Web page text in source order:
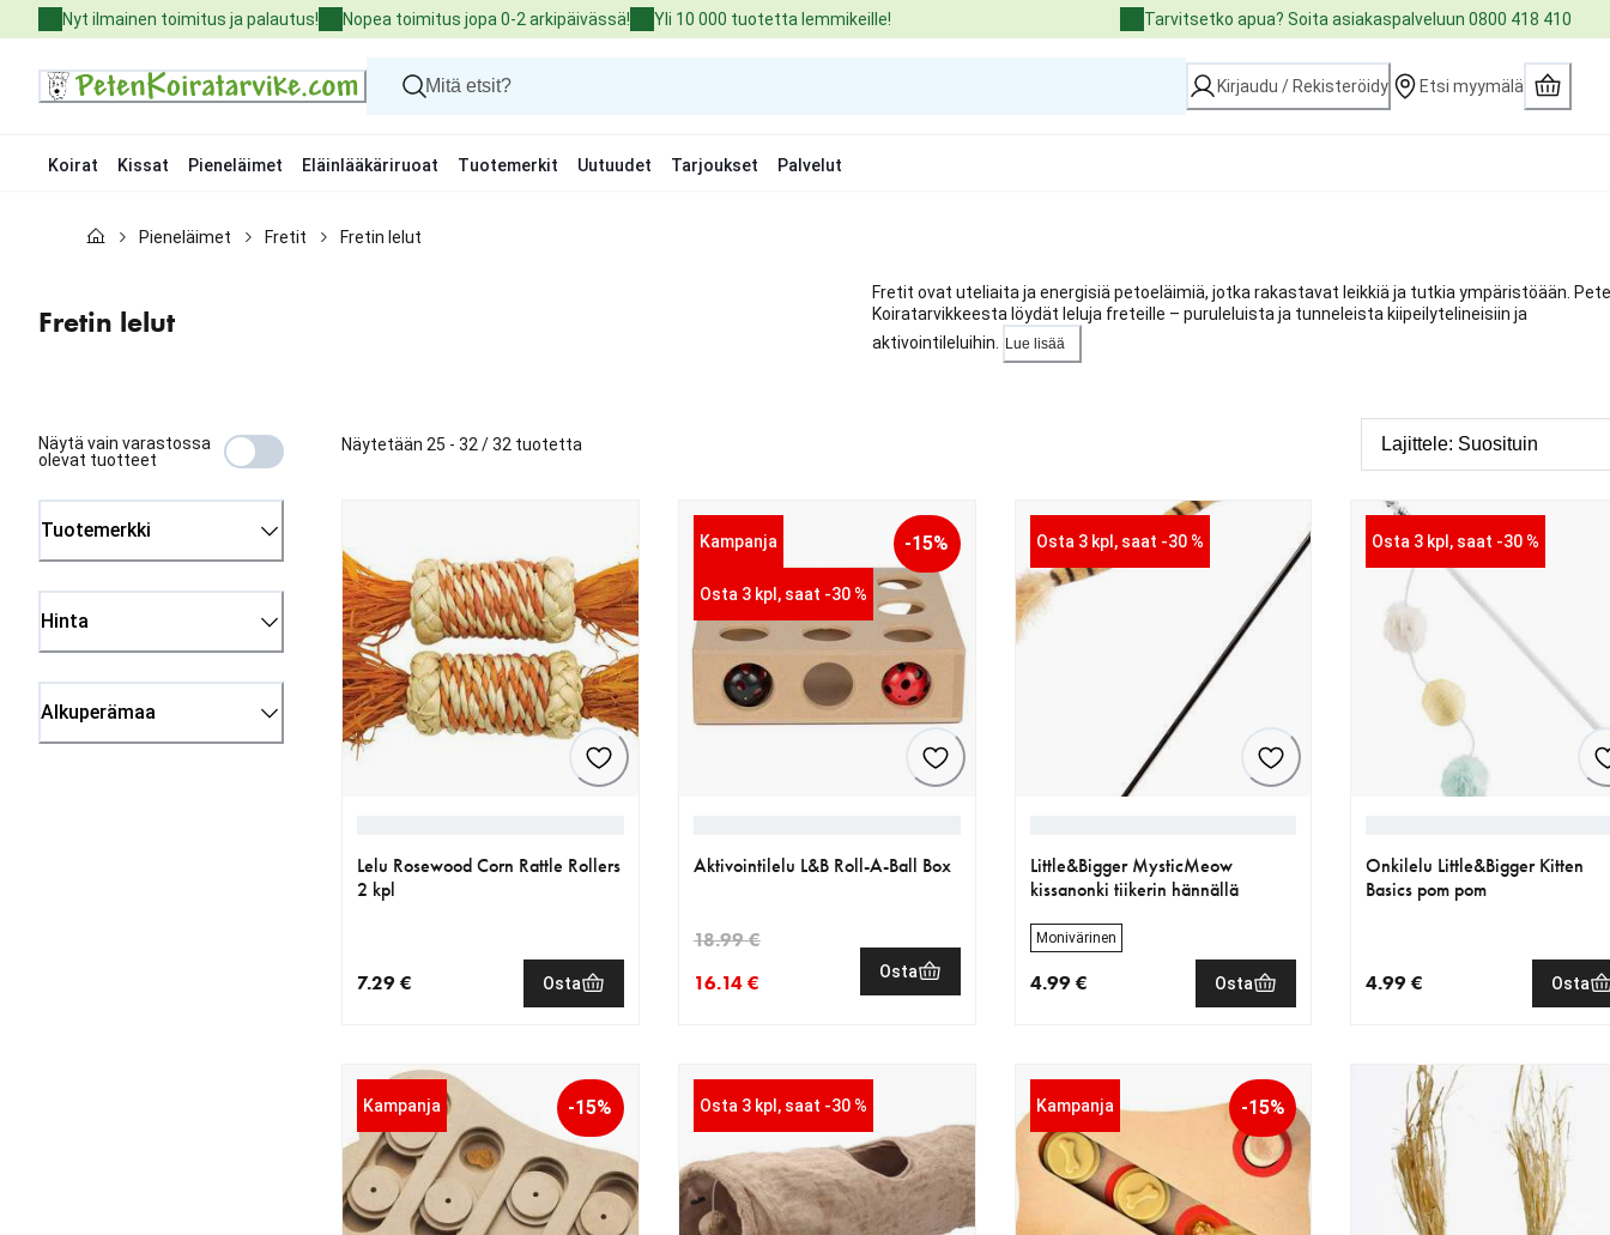
to
Nyt ilmainen toimitus ja palautus! Nopea toimitus jopa 0-2 arkipäivässä! Yli 10 000 tuotetta lemmikeille! Tarvitsetko apua? Soita asiakaspalveluun 0800 418 410
Kirjaudu / Rekisteröidy Etsi myymälä
Koirat Kissat Pieneläimet Eläinlääkäriruoat Tuotemerkit Uutuudet Tarjoukset Palvelut
Kissat
Tuotemerkit
Uutuudet
Pieneläimet Fretit Fretin lelut
Fretin lelut
Fretit ovat uteliaita ja energisiä petoeläimiä, jotka rakastavat leikkiä ja tutkia ympäristöään.
Koiratarvikkeesta löydät leluja freteille – puruleluista ja tunneleista kiipeilytelineisiin ja
aktivointileluihin.
Lue lisää
Näytä vain varastossa
olevat tuotteet
Tuotemerkki
Hinta
Alkuperämaa
Näytetään 25 - 32 / 32 tuotetta
Lelu Rosewood Corn Rattle Rollers
2 kpl
7.29 € Osta
Kampanja
Osta 3 kpl, saat -30 %
-15%
Aktivointilelu L&B Roll-A-Ball Box
16.14 €
18.99 €
Osta
Osta 3 kpl, saat -30 %
Little&Bigger MysticMeow
kissanonki tiikerin hännällä
Monivärinen
4.99 € Osta
Osta 3 kpl, saat -30 %
Onkilelu Little&Bigger Kitten
Basics pom pom
4.99 € Osta
Kampanja -15% Osta 3 kpl, saat -30 % Kampanja -15%